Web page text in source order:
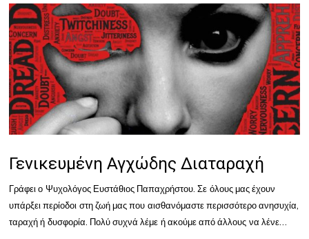
Γενικευμένη Αγχώδης Διαταραχή
Γράφει ο Ψυχολόγος Ευστάθιος Παπαχρήστου. Σε όλους μας έχουν
υπάρξει περίοδοι στη ζωή μας που αισθανόμαστε περισσότερο ανησυχία,
ταραχή ή δυσφορία. Πολύ συχνά λέμε ή ακούμε από άλλους να λένε…